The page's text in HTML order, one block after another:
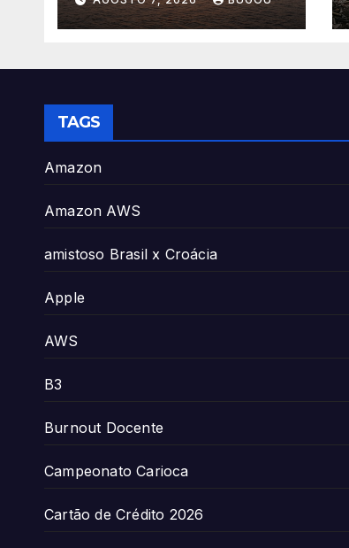
Energia
TAGS
Amazon
Amazon AWS
amistoso Brasil x Croácia
Apple
AWS
B3
Burnout Docente
Campeonato Carioca
Cartão de Crédito 2026